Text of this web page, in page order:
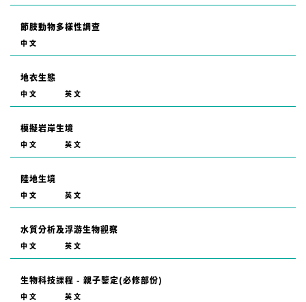
節肢動物多樣性調查
中文
地衣生態
中文 英文
模擬岩岸生境
中文 英文
陸地生境
中文 英文
水質分析及浮游生物觀察
中文 英文
生物科技課程 - 親子鑒定(必修部份)
中文 英文